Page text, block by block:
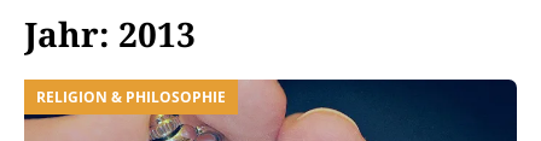
Jahr: 2013
RELIGION & PHILOSOPHIE